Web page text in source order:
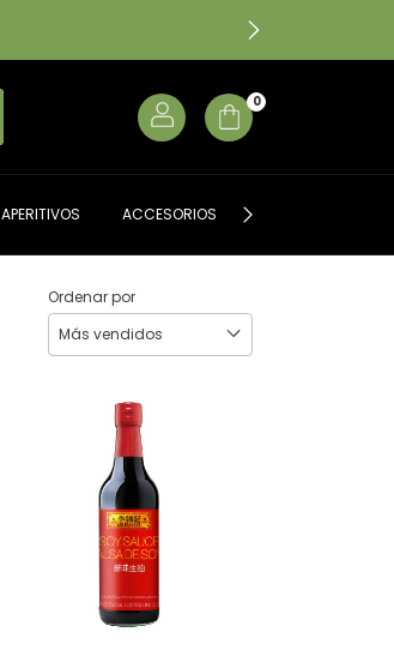
0
APERITIVOS ACCESORIOS
Ordenar por